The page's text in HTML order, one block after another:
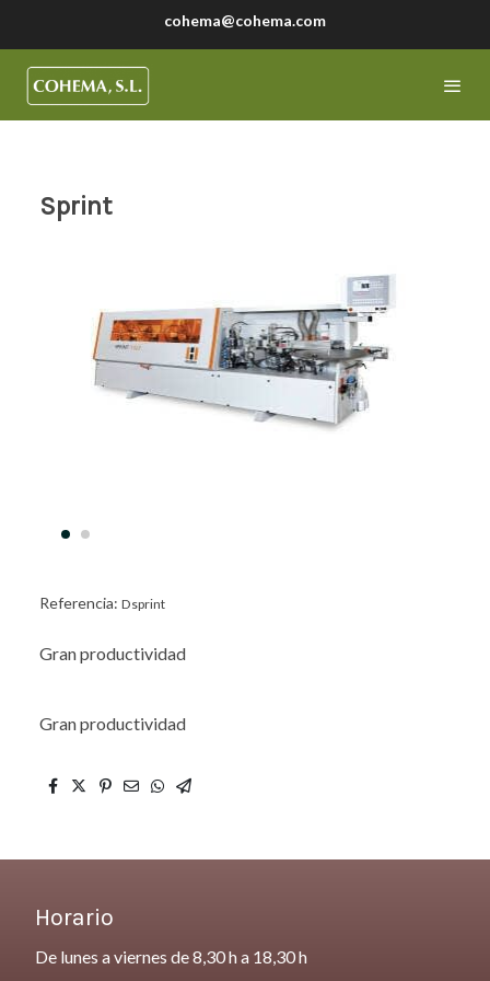
cohema@cohema.com
Sprint
Referencia: Dsprint
Gran productividad
Gran productividad
Horario
De lunes a viernes de 8,30 h a 18,30 h